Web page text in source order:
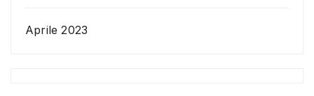
Aprile 2023